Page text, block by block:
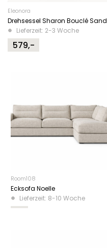
Eleonora
Drehsessel Sharon Bouclé Sand
Lieferzeit: 2-3 Woche
579,-
Room108
Ecksofa Noelle
Lieferzeit: 8-10 Woche